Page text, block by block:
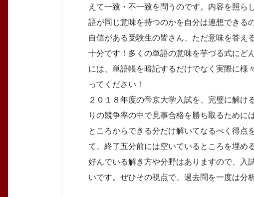
えて一致・不一致を問うのです。内容を照
語が同じ意味を持つのかを自分は連想できる
自信がある受験生の皆さん、ただ意味を答
十分です！多くの単語の意味を芋づる式にど
には、単語帳を暗記するだけでなく実際に様
ってください！
２０１８年度の帝京大学入試を、完璧に解
りの競争率の中で見事合格を勝ち取るため
ところからできる分だけ解いてなるべく得
て、終了五分前には空いているところを埋
好んでいる解き方や分野はありますので、入
いです。ぜひその視点で、過去問を一度は分